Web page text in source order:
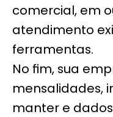
comercial, em
atendimento
ferramentas.
No fim, sua
mensalidades,
manter e